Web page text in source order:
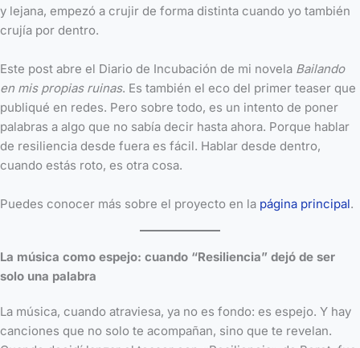
y lejana, empezó a crujir de forma distinta cuando yo también
crujía por dentro.
Este post abre el Diario de Incubación de mi novela Bailando
en mis propias ruinas. Es también el eco del primer teaser que
publiqué en redes. Pero sobre todo, es un intento de poner
palabras a algo que no sabía decir hasta ahora. Porque hablar
de resiliencia desde fuera es fácil. Hablar desde dentro,
cuando estás roto, es otra cosa.
Puedes conocer más sobre el proyecto en la página principal.
La música como espejo: cuando “Resiliencia” dejó de ser
solo una palabra
La música, cuando atraviesa, ya no es fondo: es espejo. Y hay
canciones que no solo te acompañan, sino que te revelan.